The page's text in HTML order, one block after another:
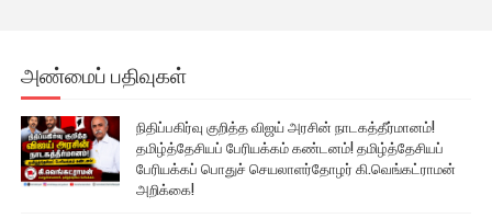
அண்மைப் பதிவுகள்
நிதிப்பகிர்வு குறித்த விஜய் அரசின் நாடகத்தீர்மானம்!
தமிழ்த்தேசியப் பேரியக்கம் கண்டனம்! தமிழ்த்தேசியப்
பேரியக்கப் பொதுச் செயலாளர்தோழர் கி.வெங்கட்ராமன்
அறிக்கை!